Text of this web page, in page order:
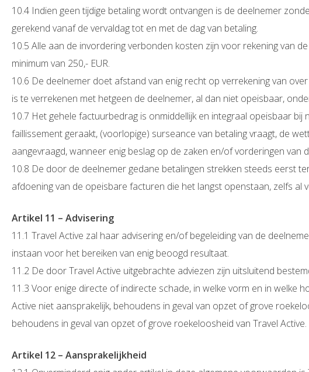
10.4 Indien geen tijdige betaling wordt ontvangen is de deelnemer
gerekend vanaf de vervaldag tot en met de dag van betaling.
10.5 Alle aan de invordering verbonden kosten zijn voor rekening van
minimum van 250,- EUR.
10.6 De deelnemer doet afstand van enig recht op verrekening van
is te verrekenen met hetgeen de deelnemer, al dan niet opeisbaar,
10.7 Het gehele factuurbedrag is onmiddellijk en integraal opeisbaar
faillissement geraakt, (voorlopige) surseance van betaling vraagt, de
aangevraagd, wanneer enig beslag op de zaken en/of vorderingen
10.8 De door de deelnemer gedane betalingen strekken steeds eerst
afdoening van de opeisbare facturen die het langst openstaan, zelfs
Artikel 11 – Advisering
11.1 Travel Active zal haar advisering en/of begeleiding van de
instaan voor het bereiken van enig beoogd resultaat.
11.2 De door Travel Active uitgebrachte adviezen zijn uitsluitend
11.3 Voor enige directe of indirecte schade, in welke vorm en in welke
Active niet aansprakelijk, behoudens in geval van opzet of grove
behoudens in geval van opzet of grove roekeloosheid van Travel Active.
Artikel 12 – Aansprakelijkheid